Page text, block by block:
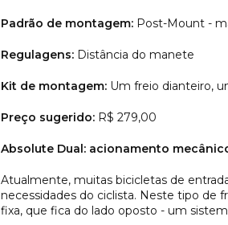
Padrão de montagem: Post-Mount -
Regulagens: Distância do manete
Kit de montagem: Um freio dianteiro,
Preço sugerido: R$ 279,00
Absolute Dual: acionamento
Atualmente, muitas bicicletas de
necessidades do ciclista. Neste tipo de
fixa, que fica do lado oposto - um